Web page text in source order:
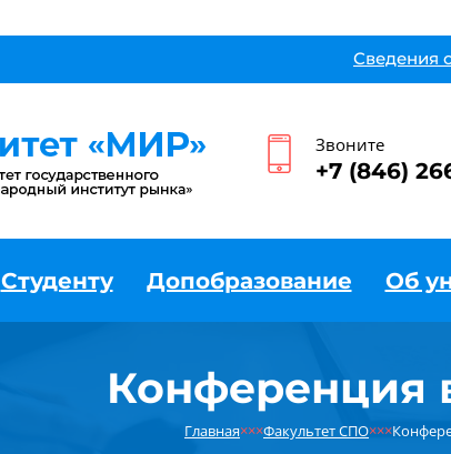
Сведения
Звоните
+7 (846)
Студенту Допобразование Об
Конференция
Главная×××Факультет СПО×××